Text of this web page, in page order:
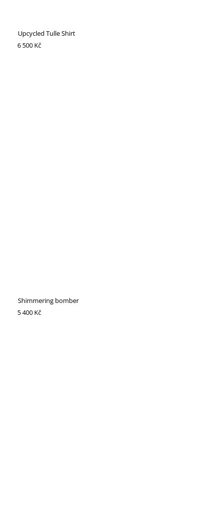
Upcycled Tulle Shirt
6 500 Kč
Shimmering bomber
5 400 Kč